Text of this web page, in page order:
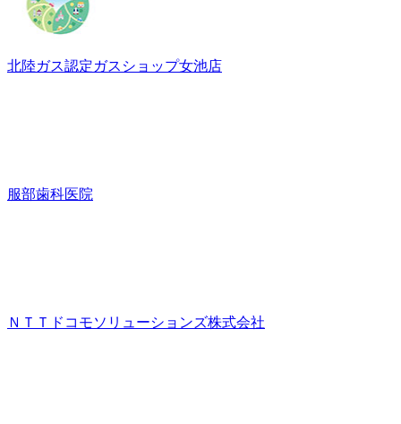
北陸ガス認定ガスショップ女池店
服部歯科医院
ＮＴＴドコモソリューションズ株式会社